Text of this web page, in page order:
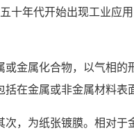
十年代开始出现工业应
金属化合物，以气相
在金属或非金属材料表
，为纸张镀膜。相对